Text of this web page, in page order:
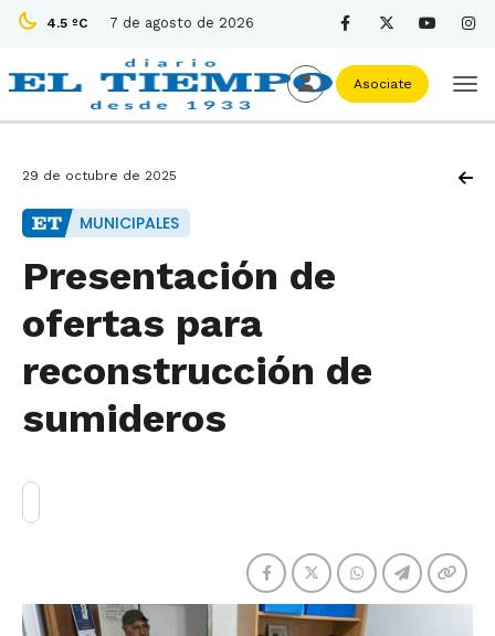
4.5 ºC 7 de agosto de 2026
Asociate
29 de octubre de 2025
MUNICIPALES
Presentación de
ofertas para
reconstrucción de
sumideros